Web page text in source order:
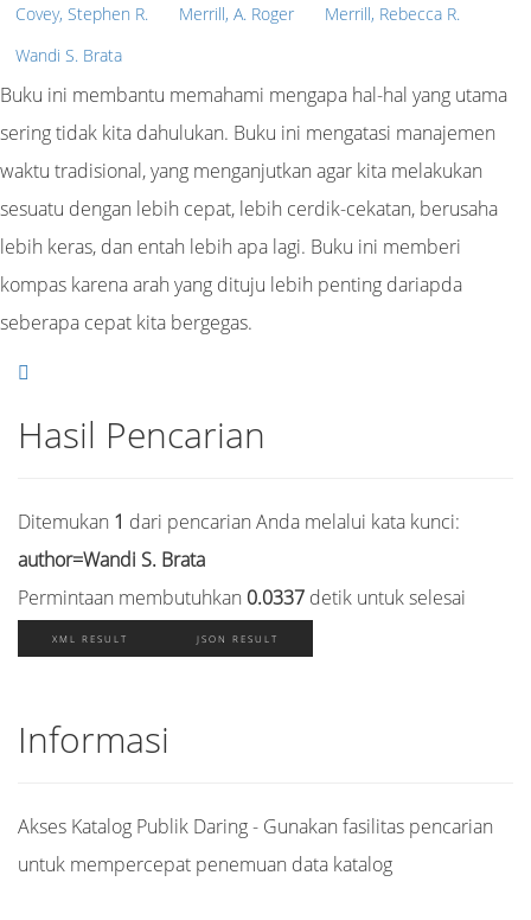
Covey, Stephen R. Merrill, A. Roger
Merrill, Rebecca R.
Wandi S. Brata
Buku ini membantu memahami mengapa hal-hal yang utama
sering tidak kita dahulukan. Buku ini mengatasi manajemen
waktu tradisional, yang menganjutkan agar kita melakukan
sesuatu dengan lebih cepat, lebih cerdik-cekatan, berusaha
lebih keras, dan entah lebih apa lagi. Buku ini memberi
kompas karena arah yang dituju lebih penting dariapda
seberapa cepat kita bergegas.
Hasil Pencarian
Ditemukan 1 dari pencarian Anda melalui kata kunci:
author=Wandi S. Brata
Permintaan membutuhkan 0.0337 detik untuk selesai
XML RESULT JSON RESULT
Informasi
Akses Katalog Publik Daring - Gunakan fasilitas pencarian
untuk mempercepat penemuan data katalog